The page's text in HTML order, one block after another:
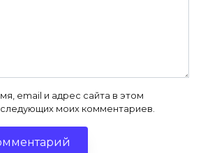
email и адрес сайта в этом
моих комментариев.